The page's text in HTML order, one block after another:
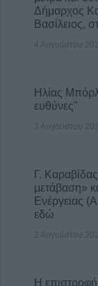
ΔΥΠΑ,
5 Αυγούστου
27ος
Δήμαρχος
Βασίλειος,
4 Αυγούστου
Ηλίας
ευθύνες"
3 Αυγούστου
Γ.
μετάβαση»
Ενέργειας
εδώ
2 Αυγούστου
Η